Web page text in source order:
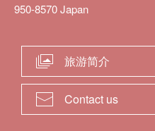
950-8570 Japan
旅游简介
Contact us